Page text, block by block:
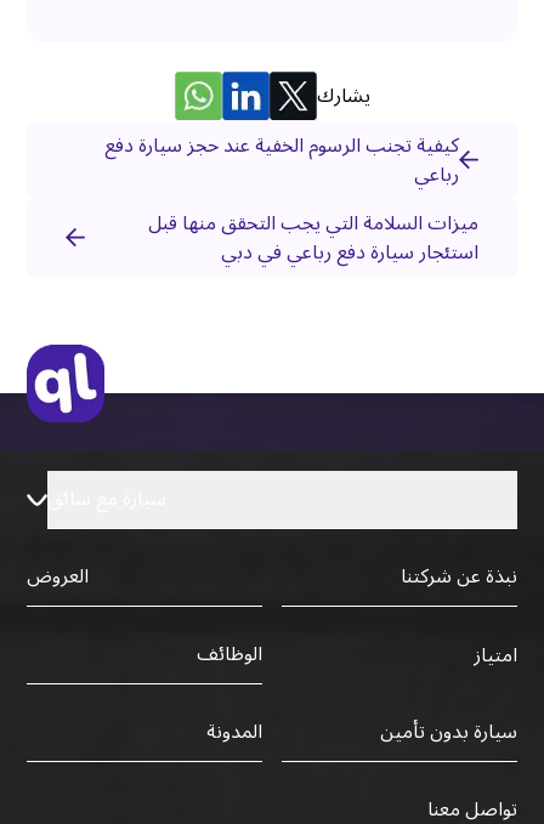
يشارك
كيفية تجنب الرسوم الخفية عند حجز سيارة دفع
رباعي
ميزات السلامة التي يجب التحقق منها قبل
استئجار سيارة دفع رباعي في دبي
نبذة عن شركتنا
العروض
امتياز
الوظائف
سيارة بدون تأمين
المدونة
تواصل معنا